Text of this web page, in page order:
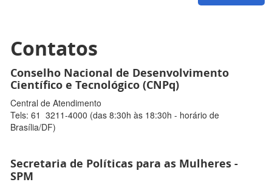
Contatos
Conselho Nacional de Desenvolvimento
Científico e Tecnológico (CNPq)
Central de Atendimento
Tels: 61 3211-4000 (das 8:30h às 18:30h - horário de
Brasília/DF)
Secretaria de Políticas para as Mulheres -
SPM